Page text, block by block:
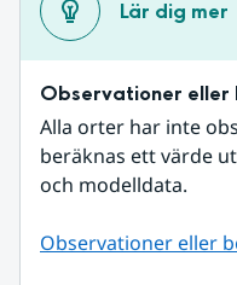
Lär dig mer
Observationer
Alla orter har inte
beräknas ett värde
och modelldata.
Observationer eller